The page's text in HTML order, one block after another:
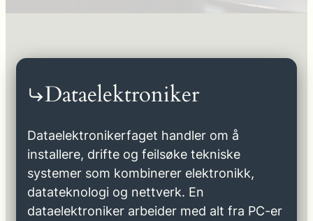
Dataelektroniker
Dataelektronikerfaget handler om å
installere, drifte og feilsøke tekniske
systemer som kombinerer elektronikk,
datateknologi og nettverk. En
dataelektroniker arbeider med alt fra PC-er